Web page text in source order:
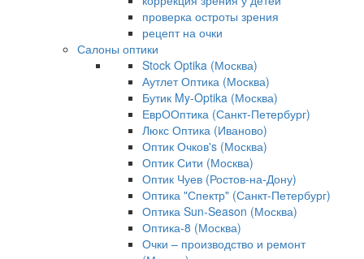
проверка остроты зрения
рецепт на очки
Салоны оптики
Stock Optika (Москва)
Аутлет Оптика (Москва)
Бутик My-Optika (Москва)
ЕврООптика (Санкт-Петербург)
Люкс Оптика (Иваново)
Оптик Очков's (Москва)
Оптик Сити (Москва)
Оптик Чуев (Ростов-на-Дону)
Оптика "Спектр" (Санкт-Петербург)
Оптика Sun-Season (Москва)
Оптика-8 (Москва)
Очки – производство и ремонт